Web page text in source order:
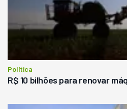
Política
R$ 10 bilhões para renovar